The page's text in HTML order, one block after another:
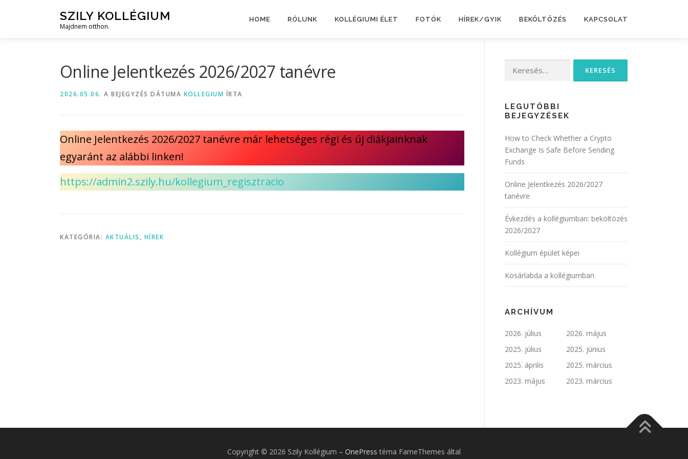
SZILY KOLLÉGIUM
Majdnem otthon.
HOME RÓLUNK KOLLÉGIUMI ÉLET FOTÓK HÍREK/GYIK BEKÖLTÖZÉS KAPCSOLAT
Online Jelentkezés 2026/2027 tanévre
2026.05.06. A BEJEGYZÉS DÁTUMA KOLLEGIUM ÍRTA
Online Jelentkezés 2026/2027 tanévre már lehetséges régi és új diákjainknak
egyaránt az alábbi linken!
https://admin2.szily.hu/kollegium_regisztracio
KATEGÓRIA: AKTUÁLIS , HÍREK
LEGUTÓBBI
BEJEGYZÉSEK
How to Check Whether a Crypto
Exchange Is Safe Before Sending
Funds
Online Jelentkezés 2026/2027
tanévre
Évkezdés a kollégiumban: beköltözés
2026/2027
Kollégium épület képei
Kosárlabda a kollégiumban
ARCHÍVUM
2026. július
2026. május
2025. július
2025. június
2025. április
2025. március
2023. május
2023. március
Copyright © 2026 Szily Kollégium – OnePress téma FameThemes által